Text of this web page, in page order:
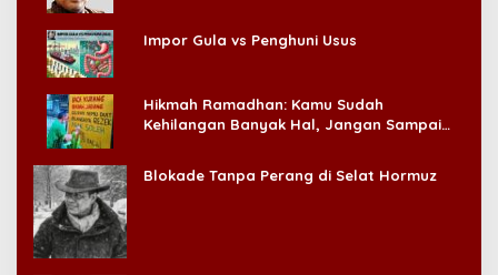
Impor Gula vs Penghuni Usus
Hikmah Ramadhan: Kamu Sudah
Kehilangan Banyak Hal, Jangan Sampai
Blokade Tanpa Perang di Selat Hormuz